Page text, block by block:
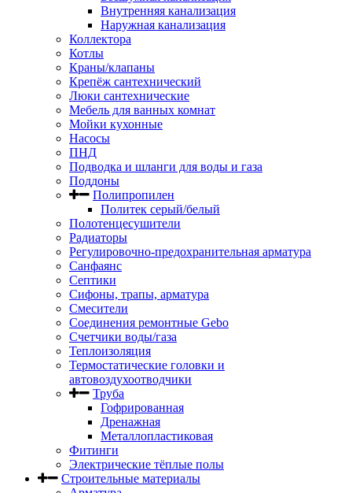
Внутренняя канализация
Наружная канализация
Коллектора
Котлы
Краны/клапаны
Крепёж сантехнический
Люки сантехнические
Мебель для ванных комнат
Мойки кухонные
Насосы
ПНД
Подводка и шланги для воды и газа
Поддоны
Полипропилен
Политек серый/белый
Полотенцесушители
Радиаторы
Регулировочно-предохранительная арматура
Санфаянс
Септики
Сифоны, трапы, арматура
Смесители
Соединения ремонтные Gebo
Счетчики воды/газа
Теплоизоляция
Термостатические головки и
автовоздухоотводчики
Труба
Гофрированная
Дренажная
Металлопластиковая
Фитинги
Электрические тёплые полы
Строительные материалы